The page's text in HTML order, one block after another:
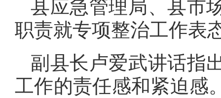
县应急管理局、县市
职责就专项整治工作表
副县长卢爱武讲话指
工作的责任感和紧迫感